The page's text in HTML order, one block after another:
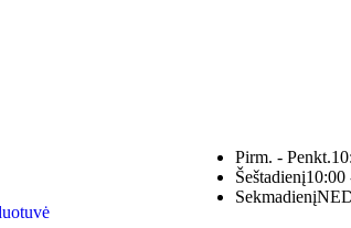
Pirm. - Penkt.
Šeštadienį10:00
Sekmadienį